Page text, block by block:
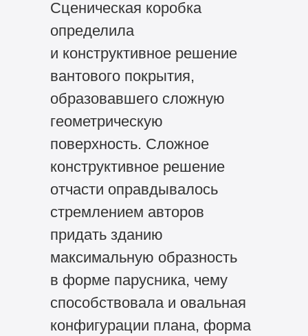
Сценическая коробка
определила
и конструктивное решение
вантового покрытия,
образовавшего сложную
геометрическую
поверхность. Сложное
конструктивное решение
отчасти оправдывалось
стремлением авторов
придать зданию
максимальную образность
в форме парусника, чему
способствовала и овальная
конфигурации плана, форма